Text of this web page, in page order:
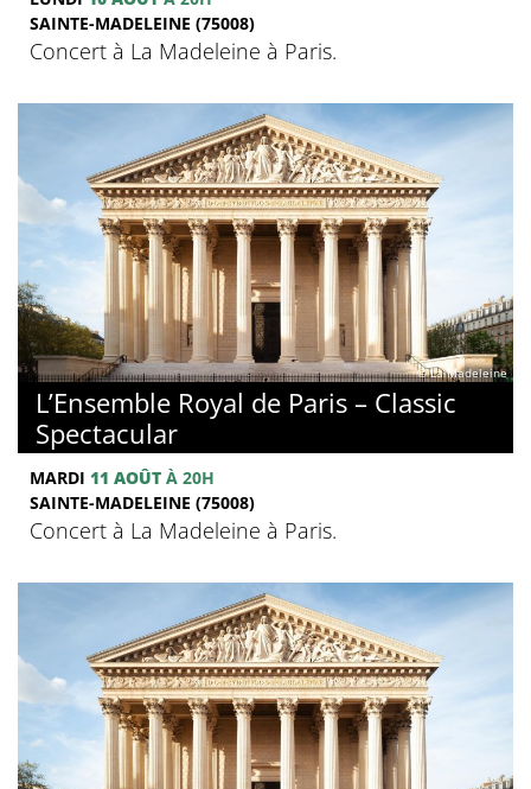
SAINTE-MADELEINE (75008)
Concert à La Madeleine à Paris.
© La Madeleine
L’Ensemble Royal de Paris – Classic
Spectacular
MARDI 11 AOÛT À 20H
SAINTE-MADELEINE (75008)
Concert à La Madeleine à Paris.